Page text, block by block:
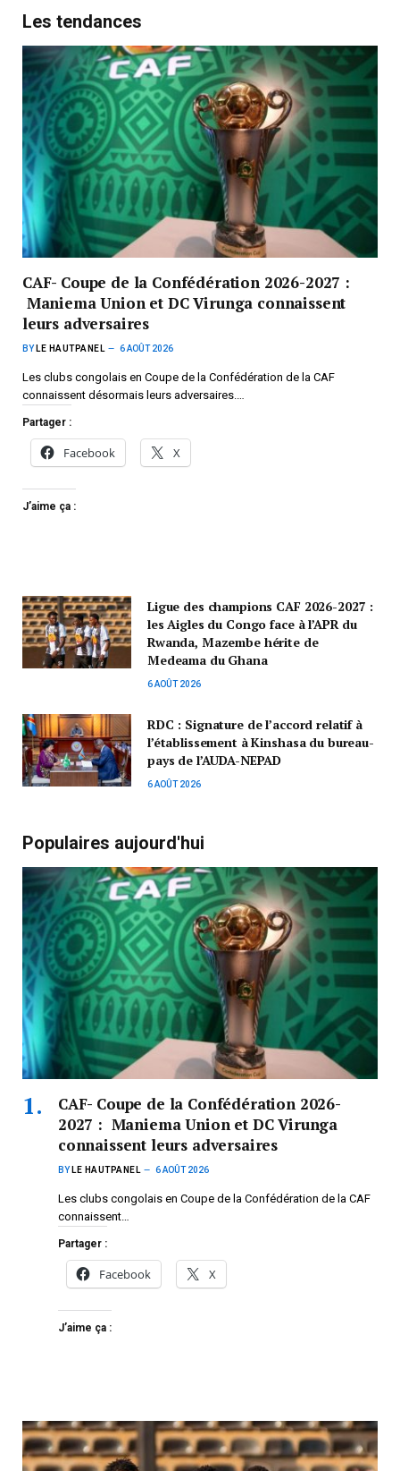
Les tendances
CAF- Coupe de la Confédération 2026-2027 :
Maniema Union et DC Virunga connaissent
leurs adversaires
BY LE HAUTPANEL 6 AOÛT 2026
Les clubs congolais en Coupe de la Confédération de la CAF
connaissent désormais leurs adversaires.…
Partager :
Facebook X
J’aime ça :
Ligue des champions CAF 2026-2027 :
les Aigles du Congo face à l’APR du
Rwanda, Mazembe hérite de
Medeama du Ghana
6 AOÛT 2026
RDC : Signature de l’accord relatif à
l’établissement à Kinshasa du bureau-
pays de l’AUDA-NEPAD
6 AOÛT 2026
Populaires aujourd'hui
CAF- Coupe de la Confédération 2026-
2027 : Maniema Union et DC Virunga
connaissent leurs adversaires
BY LE HAUTPANEL 6 AOÛT 2026
Les clubs congolais en Coupe de la Confédération de la CAF
connaissent…
Partager :
Facebook X
J’aime ça :